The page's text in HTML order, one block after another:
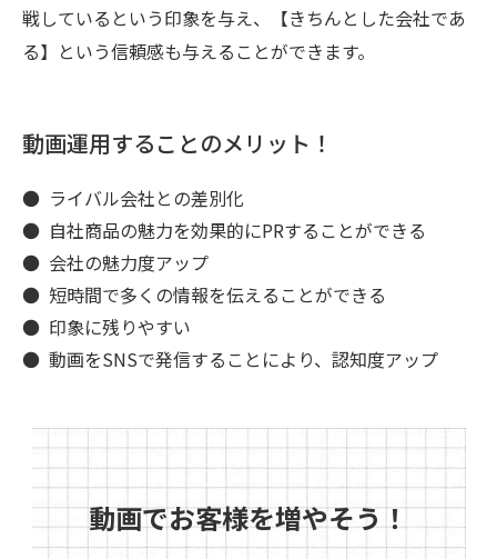
戦しているという印象を与え、【きちんとした会社であ
る】という信頼感も与えることができます。
動画運用することのメリット！
ライバル会社との差別化
自社商品の魅力を効果的にPRすることができる
会社の魅力度アップ
短時間で多くの情報を伝えることができる
印象に残りやすい
動画をSNSで発信することにより、認知度アップ
動画でお客様を増やそう！